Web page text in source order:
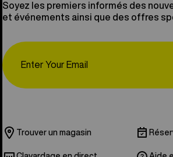
Soyez les premiers informés des
et événements ainsi que des offres
Trouver un magasin